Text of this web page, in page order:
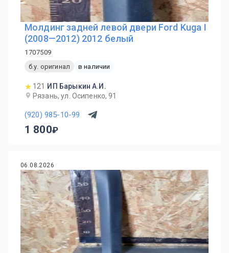
Молдинг задней левой двери Ford Kuga I
(2008—2012) 2012 белый
1707509
б.у. оригинал
в наличии
121
ИП Барыкин А.И.
Рязань, ул. Осипенко, 91
(920) 985-10-99
1 800
06.08.2026